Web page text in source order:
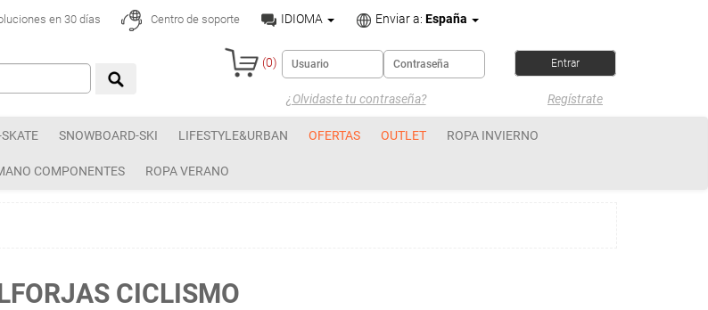
en 30 días Centro de soporte IDIOMA Enviar a: España
(0)
¿Olvidaste tu contraseña? Regístrate
SNOWBOARD-SKI LIFESTYLE&URBAN OFERTAS OUTLET ROPA INVIERNO
COMPONENTES ROPA VERANO
CICLISMO